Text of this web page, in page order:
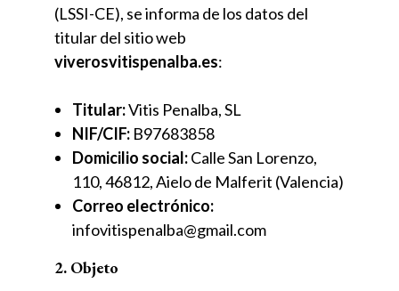
(LSSI-CE), se informa de los datos del
titular del sitio web
viverosvitispenalba.es:
Titular:Vitis Penalba, SL
NIF/CIF:B97683858
Domicilio social:Calle San Lorenzo,
110, 46812, Aielo de Malferit (Valencia)
Correo electrónico:
infovitispenalba@gmail.com
2. Objeto